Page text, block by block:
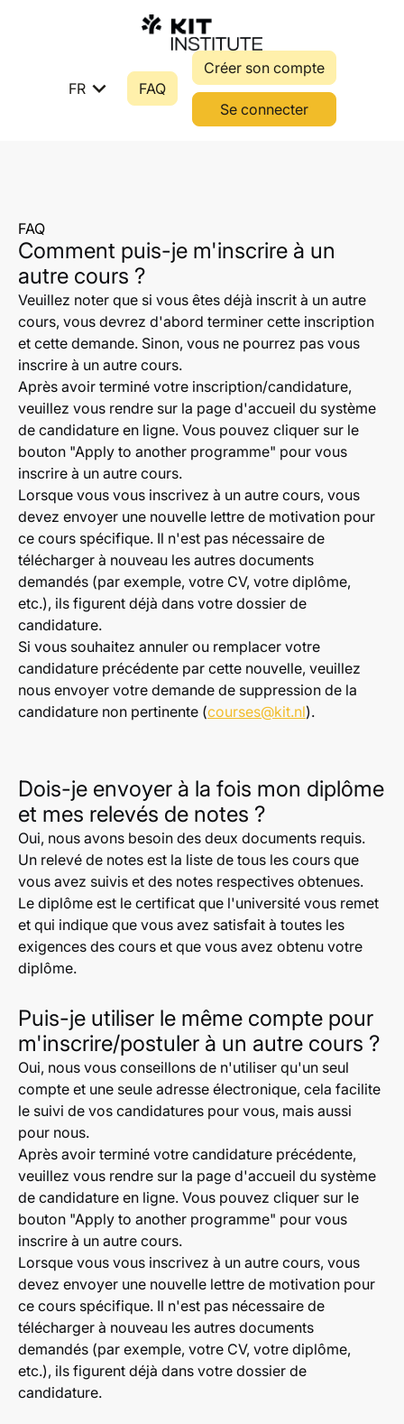
FRexpand_more FAQ
Créer son compte
Se connecter
FAQ
Comment puis-je m'inscrire à un
autre cours ?
Veuillez noter que si vous êtes déjà inscrit à un autre
cours, vous devrez d'abord terminer cette inscription
et cette demande. Sinon, vous ne pourrez pas vous
inscrire à un autre cours.
Après avoir terminé votre inscription/candidature,
veuillez vous rendre sur la page d'accueil du système
de candidature en ligne. Vous pouvez cliquer sur le
bouton "Apply to another programme" pour vous
inscrire à un autre cours.
Lorsque vous vous inscrivez à un autre cours, vous
devez envoyer une nouvelle lettre de motivation pour
ce cours spécifique. Il n'est pas nécessaire de
télécharger à nouveau les autres documents
demandés (par exemple, votre CV, votre diplôme,
etc.), ils figurent déjà dans votre dossier de
candidature.
Si vous souhaitez annuler ou remplacer votre
candidature précédente par cette nouvelle, veuillez
nous envoyer votre demande de suppression de la
candidature non pertinente (courses@kit.nl).
Dois-je envoyer à la fois mon diplôme
et mes relevés de notes ?
Oui, nous avons besoin des deux documents requis.
Un relevé de notes est la liste de tous les cours que
vous avez suivis et des notes respectives obtenues.
Le diplôme est le certificat que l'université vous remet
et qui indique que vous avez satisfait à toutes les
exigences des cours et que vous avez obtenu votre
diplôme.
Puis-je utiliser le même compte pour
m'inscrire/postuler à un autre cours ?
Oui, nous vous conseillons de n'utiliser qu'un seul
compte et une seule adresse électronique, cela facilite
le suivi de vos candidatures pour vous, mais aussi
pour nous.
Après avoir terminé votre candidature précédente,
veuillez vous rendre sur la page d'accueil du système
de candidature en ligne. Vous pouvez cliquer sur le
bouton "Apply to another programme" pour vous
inscrire à un autre cours.
Lorsque vous vous inscrivez à un autre cours, vous
devez envoyer une nouvelle lettre de motivation pour
ce cours spécifique. Il n'est pas nécessaire de
télécharger à nouveau les autres documents
demandés (par exemple, votre CV, votre diplôme,
etc.), ils figurent déjà dans votre dossier de
candidature.